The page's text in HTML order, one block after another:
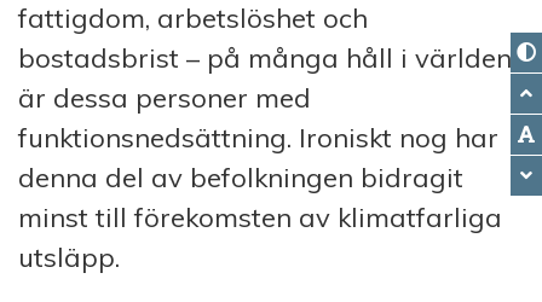
fattigdom, arbetslöshet och
bostadsbrist – på många håll i världen
är dessa personer med
funktionsnedsättning. Ironiskt nog har
denna del av befolkningen bidragit
minst till förekomsten av klimatfarliga
utsläpp.